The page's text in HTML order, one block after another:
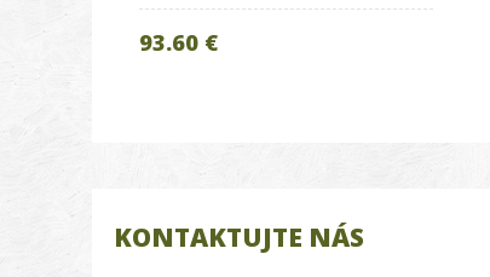
93.60 €
KONTAKTUJTE NÁS